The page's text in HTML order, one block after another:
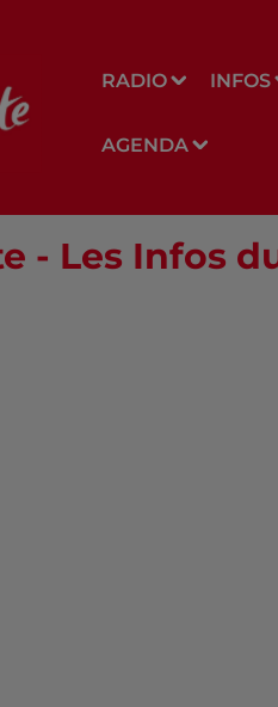
RADIO INFOS
AGENDA
- Les Infos